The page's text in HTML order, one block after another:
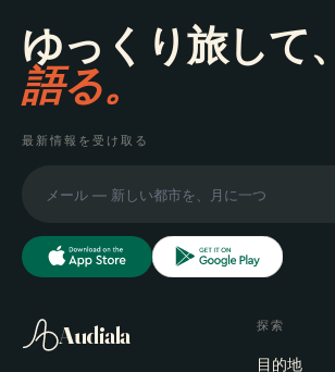
ゆっくり旅して、
語る。
最新情報を受け取る
Audiala 探索
目的地